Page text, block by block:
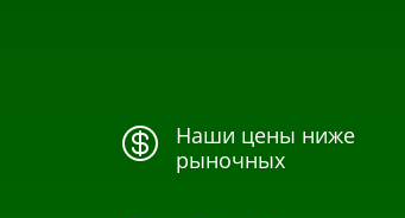

Наши цены ниже
рыночных